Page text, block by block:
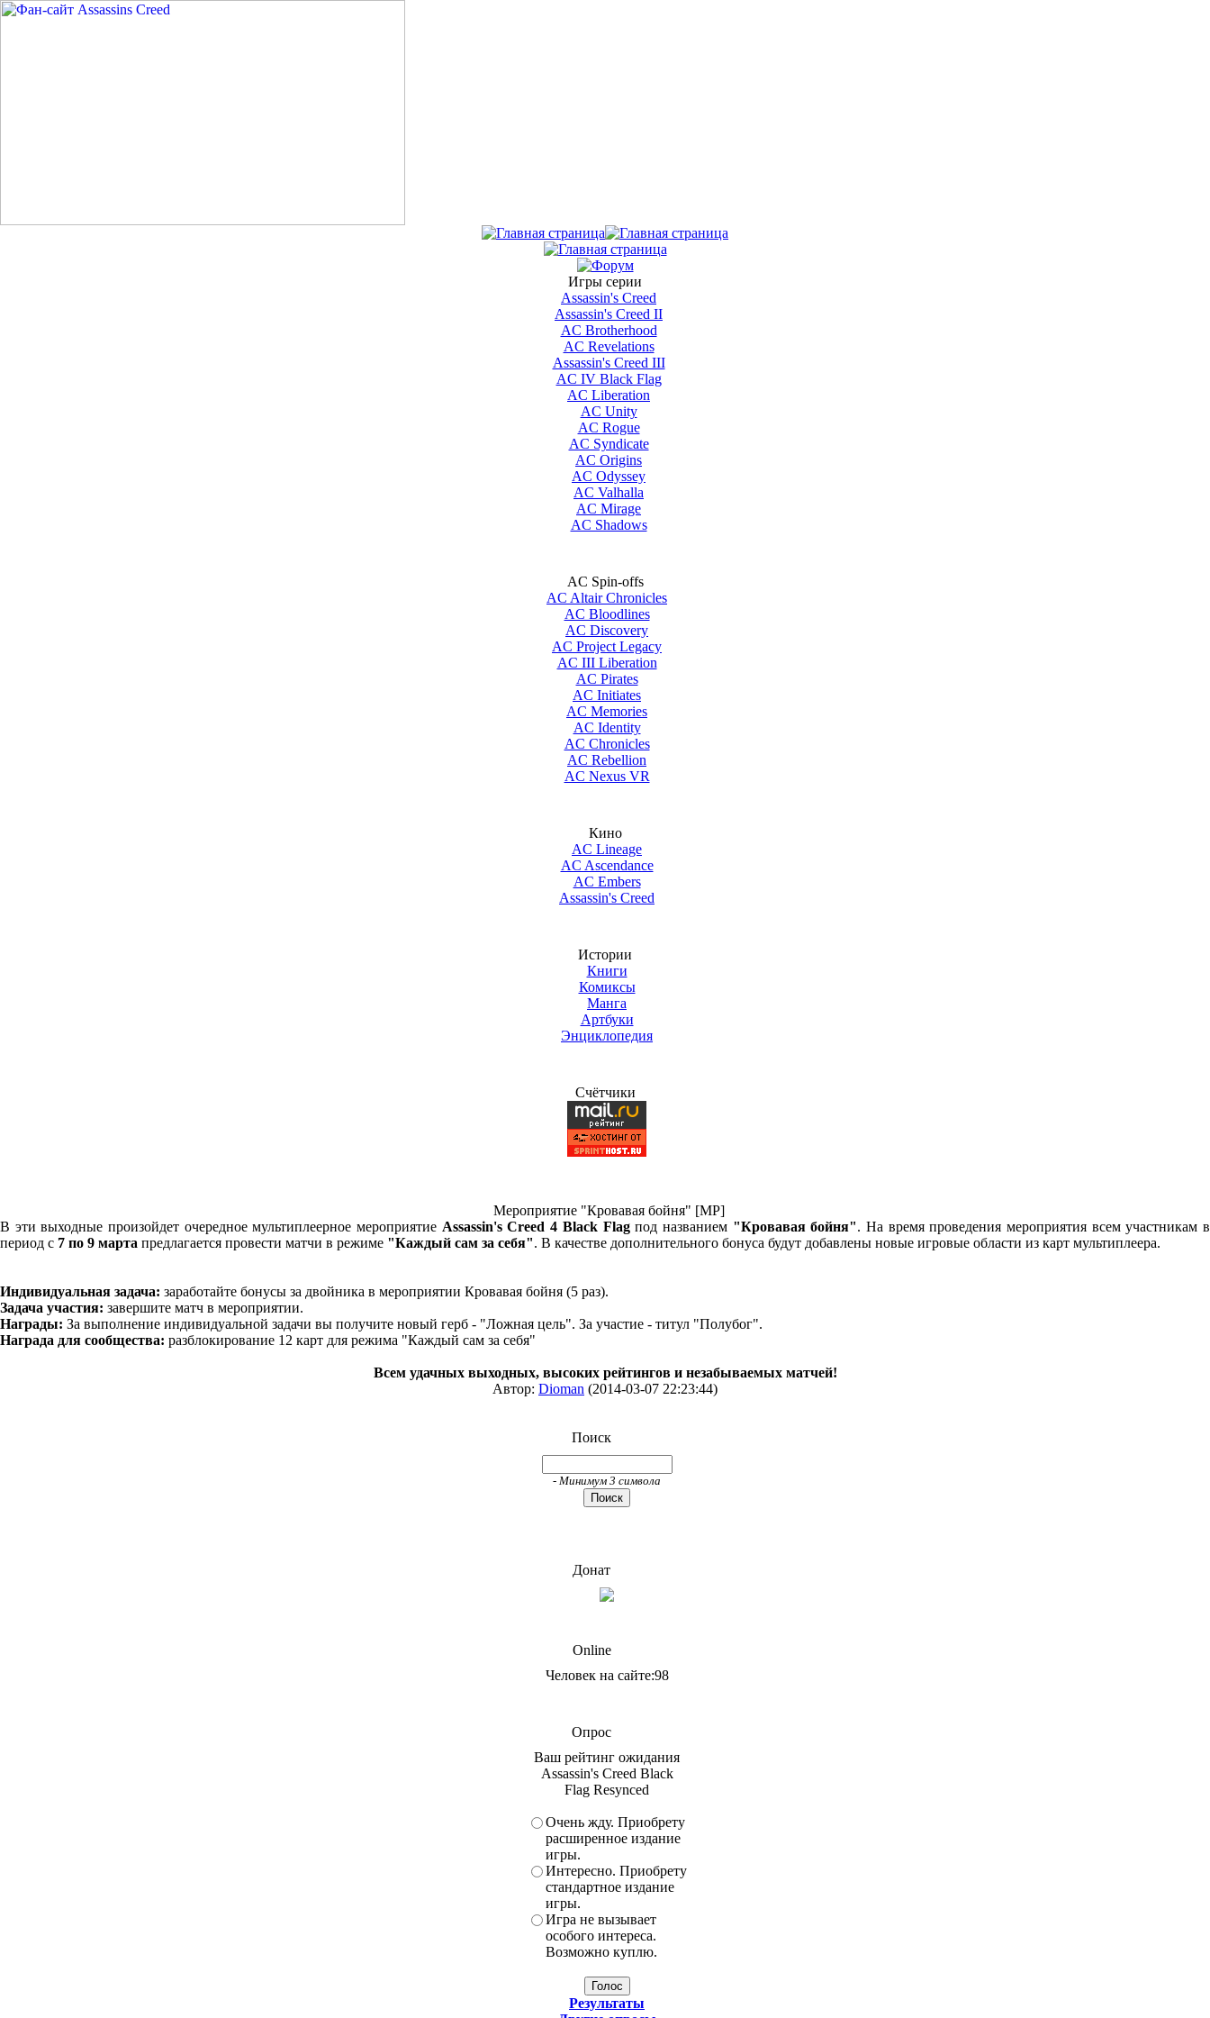
Игры серии
Assassin's Creed
Assassin's Creed II
AС Brotherhood
AC Revelations
Assassin's Creed III
AC IV Black Flag
AC Liberation
AC Unity
AC Rogue
AC Syndicate
AC Origins
AC Odyssey
AC Valhalla
AC Mirage
AC Shadows
AC Spin-offs
AC Altair Chronicles
AC Bloodlines
AC Discovery
AC Project Legacy
AC III Liberation
AC Pirates
AC Initiates
AC Memories
AC Identity
AC Chronicles
AC Rebellion
AC Nexus VR
Кино
AC Lineage
AC Ascendance
AC Embers
Assassin's Creed
Истории
Книги
Комиксы
Манга
Артбуки
Энциклопедия
Счётчики
Мероприятие "Кровавая бойня" [MP]
В эти выходные произойдет очередное мультиплеерное мероприятие Assassin's Creed 4 Black Flagпод названием "Кровавая бойня". На время проведения мероприятия всем участникам в
период с 7 по 9 марта предлагается провести матчи в режиме "Каждый сам за себя". В качестве дополнительного бонуса будут добавлены новые игровые области из карт мультиплеера.
Индивидуальная задача: заработайте бонусы за двойника в мероприятии Кровавая бойня (5 раз).
Задача участия: завершите матч в мероприятии.
Награды: За выполнение индивидуальной задачи вы получите новый герб - "Ложная цель". За участие - титул "Полубог".
Награда для сообщества: разблокирование 12 карт для режима "Каждый сам за себя"
Всем удачных выходных, высоких рейтингов и незабываемых матчей!
Автор: Dioman (2014-03-07 22:23:44)
Поиск
- Минимум 3 символа
Донат
Online
Человек на сайте:98
Опрос
Ваш рейтинг ожидания
Assassin's Creed Black
Flag Resynced
Очень жду. Приобрету
расширенное издание
игры.
Интересно. Приобрету
стандартное издание
игры.
Игра не вызывает
особого интереса.
Возможно куплю.
Результаты